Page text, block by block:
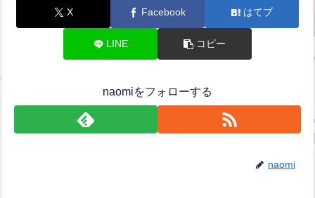
X Facebook はてブ
LINE コピー
naomiをフォローする
naomi